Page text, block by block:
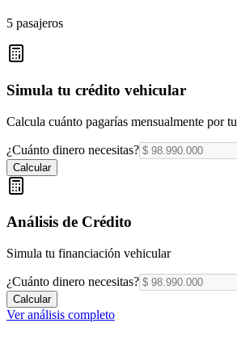
5 pasajeros
Simula tu crédito vehicular
Calcula cuánto pagarías mensualmente por tu
¿Cuánto dinero necesitas?
Calcular
Análisis de Crédito
Simula tu financiación vehicular
¿Cuánto dinero necesitas?
Calcular
Ver análisis completo